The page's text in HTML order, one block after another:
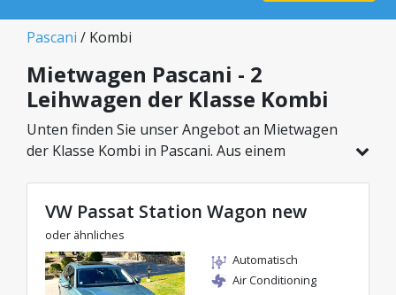
Pascani / Kombi
Mietwagen Pascani - 2
Leihwagen der Klasse Kombi
Unten finden Sie unser Angebot an Mietwagen
der Klasse Kombi in Pascani. Aus einem
gewählten Kategorie wählen, mit attraktiven
Preisen ab nur 57€/Tag.
VW Passat Station Wagon new
oder ähnliches
Automatisch
Air Conditioning